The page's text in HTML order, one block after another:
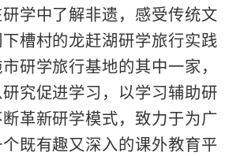
学中了解非遗，感受传统文
槽村的龙赶湖研学旅行实践
研学旅行基地的其中一家，
究促进学习，以学习辅助研
革新研学模式，致力于为广
既有趣又深入的课外教育平